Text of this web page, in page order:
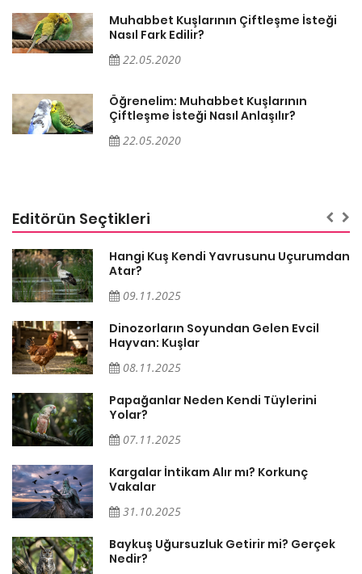
Muhabbet Kuşlarının Çiftleşme İsteği
Nasıl Fark Edilir?
22.05.2020
Öğrenelim: Muhabbet Kuşlarının
Çiftleşme İsteği Nasıl Anlaşılır?
22.05.2020
Editörün Seçtikleri
Hangi Kuş Kendi Yavrusunu Uçurumdan
Atar?
09.11.2025
Dinozorların Soyundan Gelen Evcil
Hayvan: Kuşlar
08.11.2025
Papağanlar Neden Kendi Tüylerini
Yolar?
07.11.2025
Kargalar İntikam Alır mı? Korkunç
Vakalar
31.10.2025
Baykuş Uğursuzluk Getirir mi? Gerçek
Nedir?